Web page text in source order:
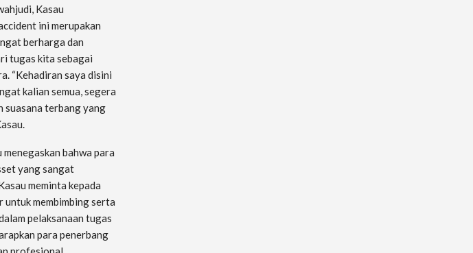
Kasau
ini merupakan
berharga dan
tugas kita sebagai
“Kehadiran saya disini
kalian semua, segera
suasana terbang yang
menegaskan bahwa para
yang sangat
meminta kepada
untuk membimbing serta
pelaksanaan tugas
para penerbang